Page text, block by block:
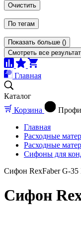
Очистить
По тегам
Показать больше ()
Смотреть все
Главная
Каталог
Корзина
Главная
Расходные
Расходные
Сифоны для
Сифон RexFaber G-35
Сифон